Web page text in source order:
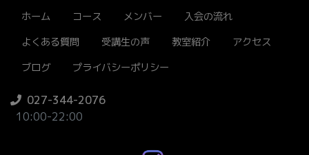
ホーム コース メンバー
入会の流れ
よくある質問
受講生の声 教室紹介
アクセス
ブログ
プライバシーポリシー
027-344-2076
10:00-22:00